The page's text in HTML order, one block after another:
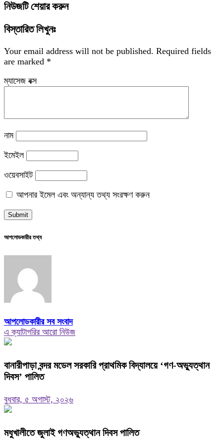
নিউজটি শেয়ার করুন
বিস্তারিত লিখুনঃ
Your email address will not be published. Required fields
are marked *
ম্যাসেজ বক্স
নাম
ইমেইল
ওয়েবসাইট
আপনার ইমেল এবং অন্যান্য তথ্য সংরক্ষণ করুন
আপলোডকারীর তথ্য
আপলোডকারীর সব সংবাদ
এ ক্যাটাগরির আরো নিউজ
বানারীপাড়া বন্দর মডেল সরকারি প্রাথমিক বিদ্যালয়ে ‘গণ-অভ্যুত্থান
দিবস’ পালিত
বুধবার, ৫ অগাস্ট, ২০২৬
মধুখালীতে জুলাই গণঅভ্যুত্থান দিবস পালিত